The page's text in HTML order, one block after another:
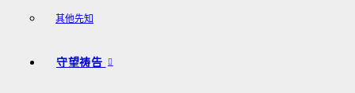
其他先知
守望祷告